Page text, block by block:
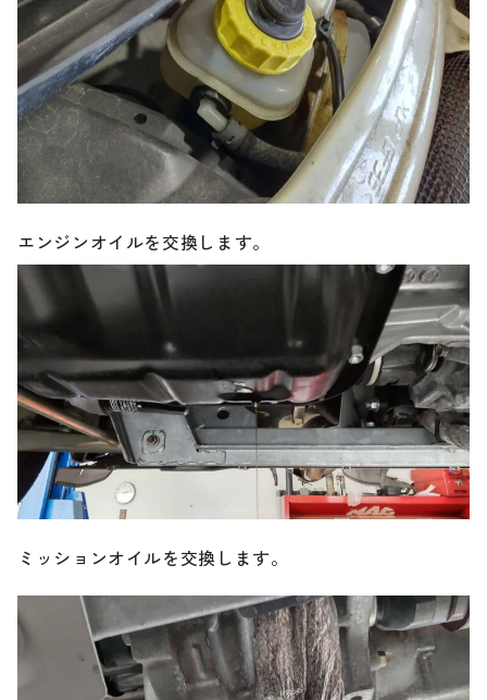
エンジンオイルを交換します。
ミッションオイルを交換します。